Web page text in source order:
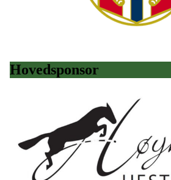
Hovedsponsor